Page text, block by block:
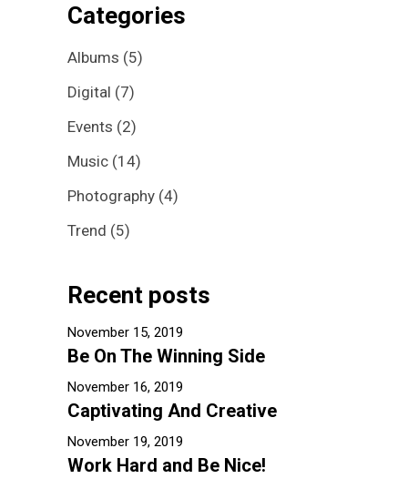
Categories
Albums (5)
Digital (7)
Events (2)
Music (14)
Photography (4)
Trend (5)
Recent posts
November 15, 2019
Be On The Winning Side
November 16, 2019
Captivating And Creative
November 19, 2019
Work Hard and Be Nice!